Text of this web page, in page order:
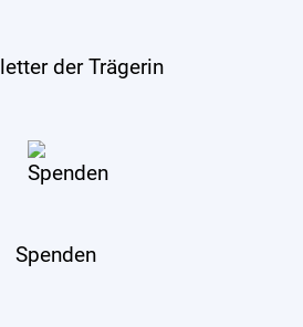
der Trägerin
Spenden